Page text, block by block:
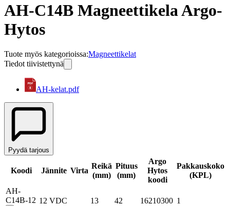
AH-C14B Magneettikela Argo-
Hytos
Tuote myös kategorioissa:Magneettikelat
Tiedot tiivistettynä
AH-kelat.pdf
Pyydä tarjous
Koodi Jännite Virta
Reikä
(mm)
Pituus
(mm)
Argo
Hytos
koodi
Pakkauskoko
(KPL)
AH-
C14B-12 12 VDC 13 42 16210300 1